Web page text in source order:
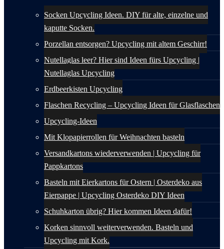
Socken Upcycling Ideen. DIY für alte, einzelne und
kaputte Socken.
Porzellan entsorgen? Upcycling mit altem Geschirr!
Nutellaglas leer? Hier sind Ideen fürs Upcycling |
Nutellaglas Upcycling
Erdbeerkisten Upcycling
Flaschen Recycling – Upcycling Ideen für Glasflaschen
Upcycling-Ideen
Mit Klopapierrollen für Weihnachten basteln
Versandkartons wiederverwenden | Upcycling für
Pappkartons
Basteln mit Eierkartons für Ostern | Osterdeko aus
Eierpappe | Upcycling Osterdeko DIY Ideen
Schuhkarton übrig? Hier kommen Ideen dafür!
Korken sinnvoll weiterverwenden. Basteln und
Upcycling mit Kork.